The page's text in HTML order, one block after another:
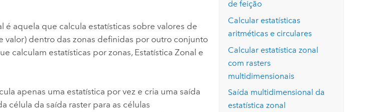
é aquela que calcula estatísticas sobre valores de
valor) dentro das zonas definidas por outro conjunto
calculam estatísticas por zonas, Estatística Zonal e
apenas uma estatística por vez e cria uma saída
célula da saída raster para as células
de feição
Calcular estatísticas
aritméticas e circulares
Calcular estatística zonal
com rasters
multidimensionais
Saída multidimensional da
estatística zonal